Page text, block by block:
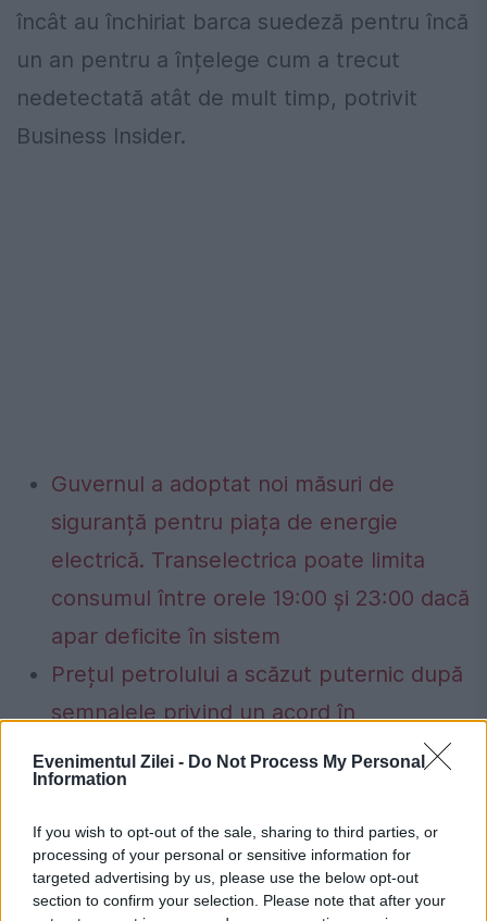
Evenimentul Zilei - Do Not Process My Personal
Information
If you wish to opt-out of the sale, sharing to third parties, or
processing of your personal or sensitive information for
targeted advertising by us, please use the below opt-out
section to confirm your selection. Please note that after your
încât au închiriat barca suedeză pentru încă
un an pentru a înțelege cum a trecut
nedetectată atât de mult timp, potrivit
Business Insider.
Guvernul a adoptat noi măsuri de
siguranță pentru piața de energie
electrică. Transelectrica poate limita
consumul între orele 19:00 și 23:00 dacă
apar deficite în sistem
Prețul petrolului a scăzut puternic după
semnalele privind un acord în
Strâmtoarea Hormuz. Investitorii
urmăresc negocierile dintre Iran, statele
din Golf și SUA